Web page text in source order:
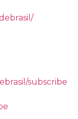
subscribe